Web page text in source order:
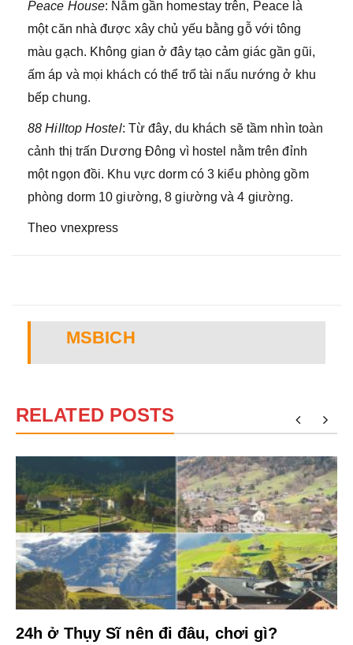
Peace House: Nằm gần homestay trên, Peace là
một căn nhà được xây chủ yếu bằng gỗ với tông
màu gạch. Không gian ở đây tạo cảm giác gần gũi,
ấm áp và mọi khách có thể trổ tài nấu nướng ở khu
bếp chung.
88 Hilltop Hostel: Từ đây, du khách sẽ tầm nhìn toàn
cảnh thị trấn Dương Đông vì hostel nằm trên đỉnh
một ngọn đồi. Khu vực dorm có 3 kiểu phòng gồm
phòng dorm 10 giường, 8 giường và 4 giường.
Theo vnexpress
MSBICH
RELATED POSTS
24h ở Thụy Sĩ nên đi đâu, chơi gì?